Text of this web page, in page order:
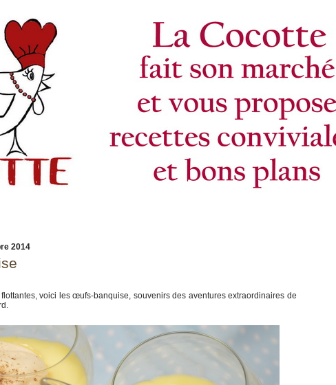
2014
voici les œufs-banquise, souvenirs des aventures extraordinaires de